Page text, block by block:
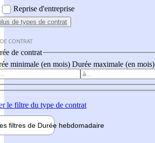
Reprise d'entreprise
de types de contrat
CONTRAT
de contrat
minimale (en mois) Durée maximale (en mois)
le filtre du type de contrat
filtres de Durée hebdomadaire